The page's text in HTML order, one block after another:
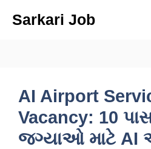
Sarkari Job
AI Airport
Vacancy: 10
જગ્યાઓ માટે AI